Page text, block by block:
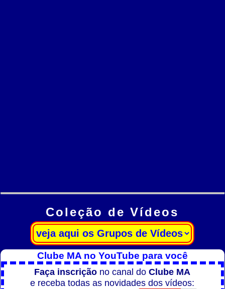
Coleção de Vídeos
Clube MA no YouTube para você
Faça inscrição no canal doClube MA
e receba todas as novidades dos vídeos: